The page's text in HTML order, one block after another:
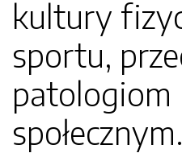
kultury
sportu,
patologiom
społecznym.